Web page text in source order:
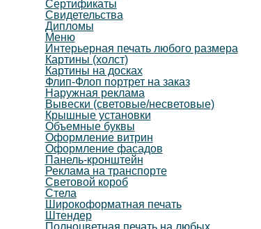
Сертификаты
Свидетельства
Дипломы
Меню
Интерьерная печать любого размера
Картины (холст)
Картины на досках
Флип-Флоп портрет на заказ
Наружная реклама
Вывески (световые/несветовые)
Крышные установки
Объемные буквы
Оформление витрин
Оформление фасадов
Панель-кронштейн
Реклама на транспорте
Световой короб
Стела
Широкоформатная печать
Штендер
Полноцветная печать на любых